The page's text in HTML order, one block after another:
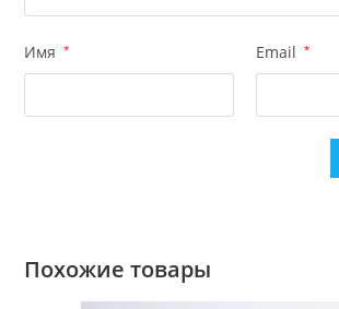
Имя * Email *
Похожие товары